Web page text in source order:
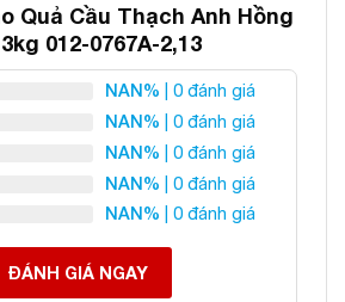
Quả Cầu Thạch Anh Hồng
012-0767A-2,13
NAN% | 0 đánh giá
NAN% | 0 đánh giá
NAN% | 0 đánh giá
NAN% | 0 đánh giá
NAN% | 0 đánh giá
ĐÁNH GIÁ NGAY